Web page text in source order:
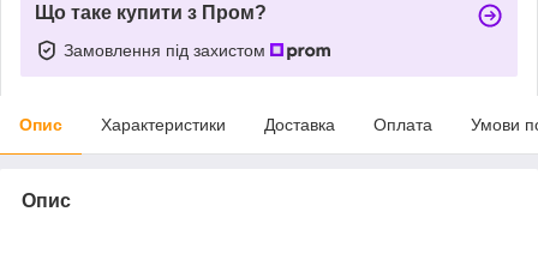
Що таке купити з Пром?
Замовлення під захистом
Опис Характеристики Доставка Оплата Умови
Опис